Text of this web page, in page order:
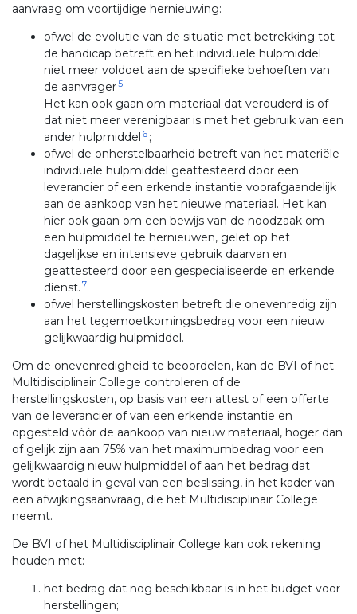
aanvraag om voortijdige hernieuwing:
ofwel de evolutie van de situatie met betrekking tot
de handicap betreft en het individuele hulpmiddel
niet meer voldoet aan de specifieke behoeften van
de aanvrager5
Het kan ook gaan om materiaal dat verouderd is of
dat niet meer verenigbaar is met het gebruik van een
ander hulpmiddel 6 ;
ofwel de onherstelbaarheid betreft van het materiële
individuele hulpmiddel geattesteerd door een
leverancier of een erkende instantie voorafgaandelijk
aan de aankoop van het nieuwe materiaal. Het kan
hier ook gaan om een bewijs van de noodzaak om
een hulpmiddel te hernieuwen, gelet op het
dagelijkse en intensieve gebruik daarvan en
geattesteerd door een gespecialiseerde en erkende
dienst. 7
ofwel herstellingskosten betreft die onevenredig zijn
aan het tegemoetkomingsbedrag voor een nieuw
gelijkwaardig hulpmiddel.
Om de onevenredigheid te beoordelen, kan de BVI of het
Multidisciplinair College controleren of de
herstellingskosten, op basis van een attest of een offerte
van de leverancier of van een erkende instantie en
opgesteld vóór de aankoop van nieuw materiaal, hoger dan
of gelijk zijn aan 75% van het maximumbedrag voor een
gelijkwaardig nieuw hulpmiddel of aan het bedrag dat
wordt betaald in geval van een beslissing, in het kader van
een afwijkingsaanvraag, die het Multidisciplinair College
neemt.
De BVI of het Multidisciplinair College kan ook rekening
houden met:
het bedrag dat nog beschikbaar is in het budget voor
herstellingen;